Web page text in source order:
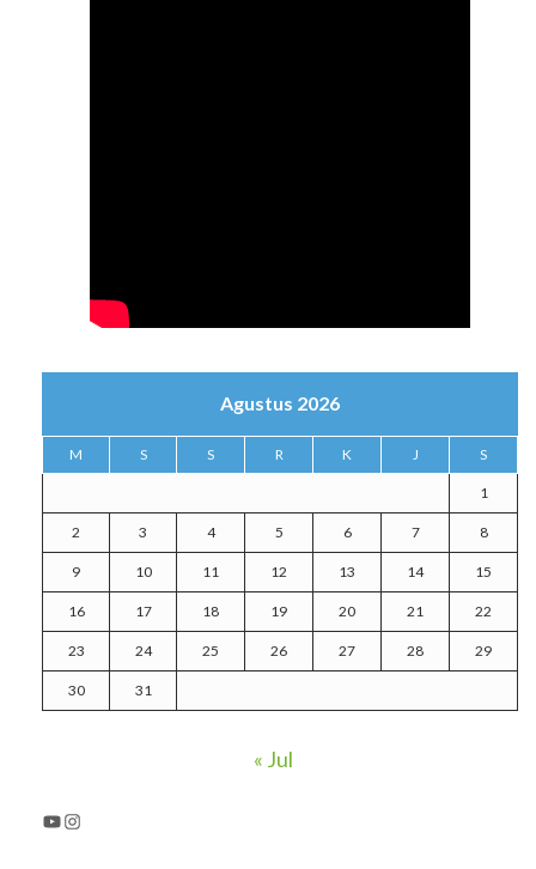
Agustus 2026
M S S R K J S
1
2 3 4 5 6 7 8
9 10 11 12 13 14 15
16 17 18 19 20 21 22
23 24 25 26 27 28 29
30 31
« Jul
YouTube
Instagram